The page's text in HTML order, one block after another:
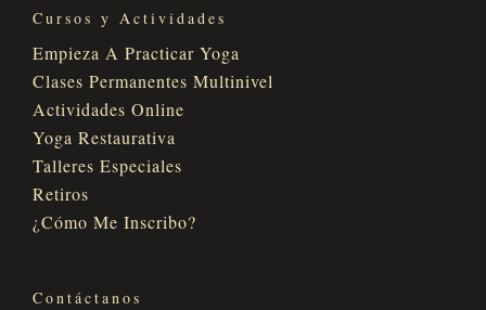
Cursos y Actividades
Empieza A Practicar Yoga
Clases Permanentes Multinivel
Actividades Online
Yoga Restaurativa
Talleres Especiales
Retiros
¿Cómo Me Inscribo?
Contáctanos